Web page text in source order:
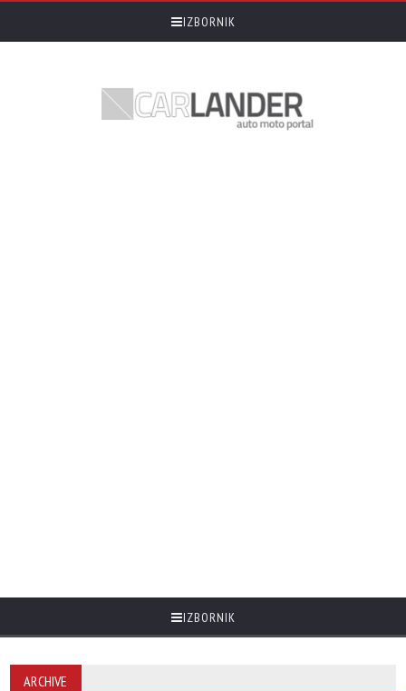
IZBORNIK
IZBORNIK
ARCHIVE